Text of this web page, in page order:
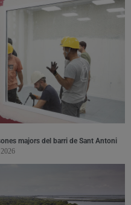
majors del barri de Sant Antoni